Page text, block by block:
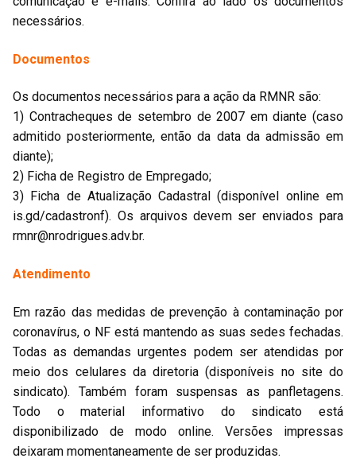
necessários.
Documentos
Os documentos necessários para a ação da RMNR são:
1) Contracheques de setembro de 2007 em diante (caso
admitido posteriormente, então da data da admissão em
diante);
2) Ficha de Registro de Empregado;
3) Ficha de Atualização Cadastral (disponível online em
is.gd/cadastronf). Os arquivos devem ser enviados para
rmnr@nrodrigues.adv.br.
Atendimento
Em razão das medidas de prevenção à contaminação por
coronavírus, o NF está mantendo as suas sedes fechadas.
Todas as demandas urgentes podem ser atendidas por
meio dos celulares da diretoria (disponíveis no site do
sindicato). Também foram suspensas as panfletagens.
Todo o material informativo do sindicato está
disponibilizado de modo online. Versões impressas
deixaram momentaneamente de ser produzidas.